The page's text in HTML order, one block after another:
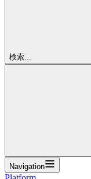
検索...
Navigation